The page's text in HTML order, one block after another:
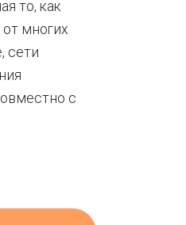
то, как
многих
сети
c